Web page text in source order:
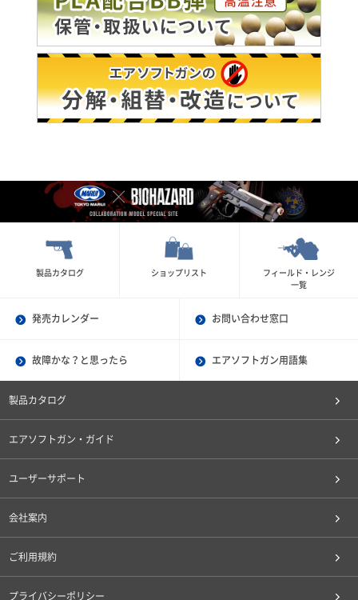
製品カタログ ショップリスト
フィールド・レンジ
一覧
発売カレンダー お問い合わせ窓口
故障かな？と思ったら エアソフトガン用語集
製品カタログ
エアソフトガン・ガイド
ユーザーサポート
会社案内
ご利用規約
プライバシーポリシー